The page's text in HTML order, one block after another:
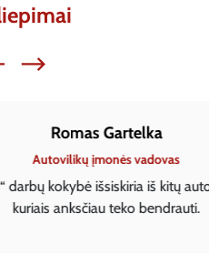
Gartelka
įmonės vadovas
iš kitų autoservisų, su
teko bendrauti.